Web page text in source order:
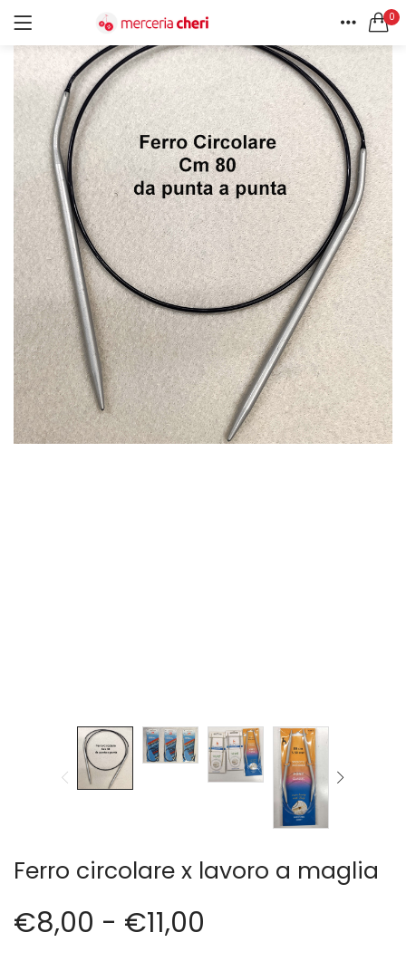
0
HOME
ACCOUNT
ACCEDI REGISTRATI
Ricordami
Password dimenticata?
CERCA IN:
Tutte le categorie
Accessori Design (56)
Accessori merceria (94)
Cesti portalavoro (8)
Aghi e spilli (24)
Applicazioni (26)
Borse (6)
Bottoni Vintage (204)
Lotti di Bottoni vintage (27)
Bottoni/alamari/automatici (46)
Alamari (5)
Calze collant donna (24)
Cappelli (16)
Cerniere lampo / Zip/Fibbie (27)
Elastici (10)
Sciarpe (8)
Set di Bottoni Vintage (77)
Swarovski (2)
Ferro circolare x lavoro a maglia
€8,00 - €11,00